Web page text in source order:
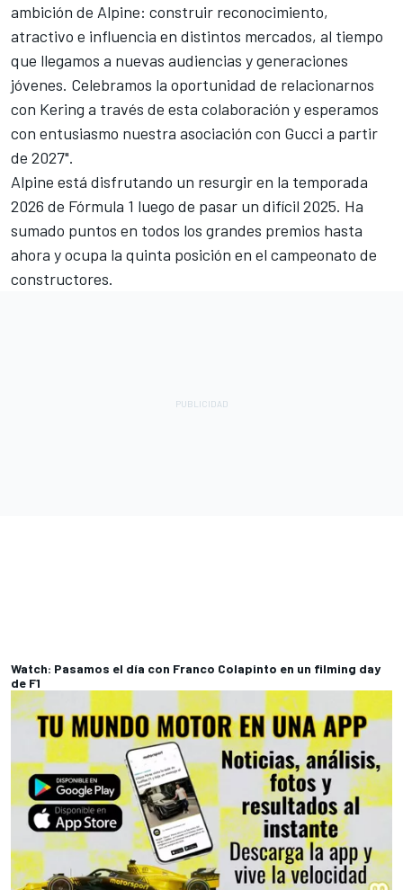
ambición de Alpine: construir reconocimiento,
atractivo e influencia en distintos mercados, al tiempo
que llegamos a nuevas audiencias y generaciones
jóvenes. Celebramos la oportunidad de relacionarnos
con Kering a través de esta colaboración y esperamos
con entusiasmo nuestra asociación con Gucci a partir
de 2027".
Alpine está disfrutando un resurgir en la temporada
2026 de Fórmula 1 luego de pasar un difícil 2025. Ha
sumado puntos en todos los grandes premios hasta
ahora y ocupa la quinta posición en el campeonato de
constructores.
Watch: Pasamos el día con Franco Colapinto en un filming day
de F1